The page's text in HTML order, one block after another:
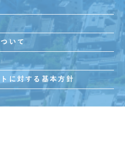
いて
に対する基本方針